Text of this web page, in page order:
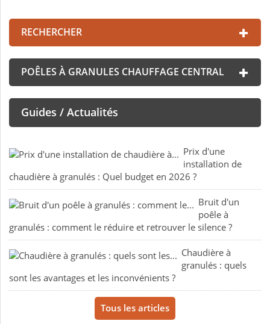
RECHERCHER
POÊLES À GRANULES CHAUFFAGE CENTRAL
Guides / Actualités
Prix d'une
installation de
chaudière à granulés : Quel budget en 2026 ?
Bruit d'un
poêle à
granulés : comment le réduire et retrouver le silence ?
Chaudière à
granulés : quels
sont les avantages et les inconvénients ?
Tous les articles